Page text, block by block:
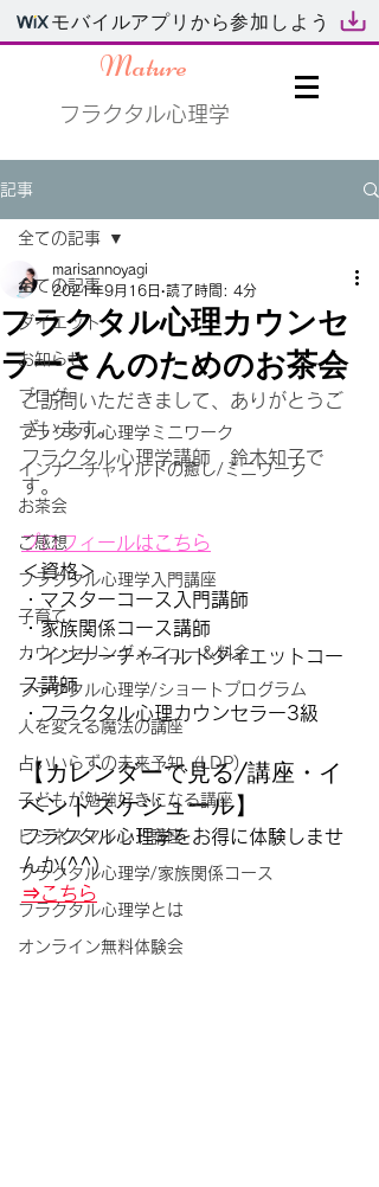
モバイルアプリから参加しよう
Mature
フラクタル心理学
記事
全ての記事
ダイエット
お知らせ
ブログ
フラクタル心理学ミニワーク
インナーチャイルドの癒し/ミニワーク
お茶会
ご感想
フラクタル心理学入門講座
子育て
カウンセリングメニュー＆料金
フラクタル心理学/ショートプログラム
人を変える魔法の講座
占いいらずの未来予知（LDP)
子どもが勉強好きになる講座
ビジネスマインド講座
フラクタル心理学/家族関係コース
フラクタル心理学とは
オンライン無料体験会
全ての記事
フラクタル心理カウンセ
ラーさんのためのお茶会
marisannoyagi
2021年9月16日 読了時間: 4分
ご訪問いただきまして、ありがとうご
ざいます。
フラクタル心理学講師　鈴木知子で
す。
プロフィールはこちら
＜資格＞
・マスターコース入門講師
・家族関係コース講師
・インナーチャイルドダイエットコー
ス講師
・フラクタル心理カウンセラー3級
【カレンダーで見る/講座・イ
ベントスケジュール】
フラクタル心理学をお得に体験しませ
んか(^^)
⇒こちら